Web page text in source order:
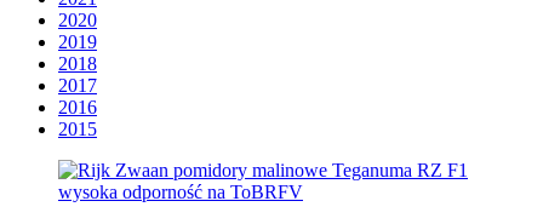
2020
2019
2018
2017
2016
2015